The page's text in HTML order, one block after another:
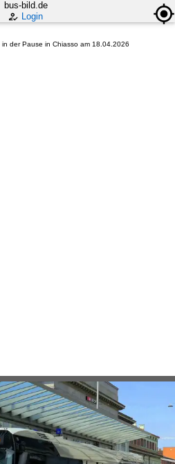
bus-bild.de
Login
der Pause in Chiasso am 18.04.2026